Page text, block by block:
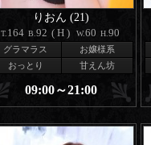
りおん (21)
T. 164 B. 92 (H) W.60 H. 90
グラマラス
お嬢様系
おっとり
甘えん坊
09:00～21:00